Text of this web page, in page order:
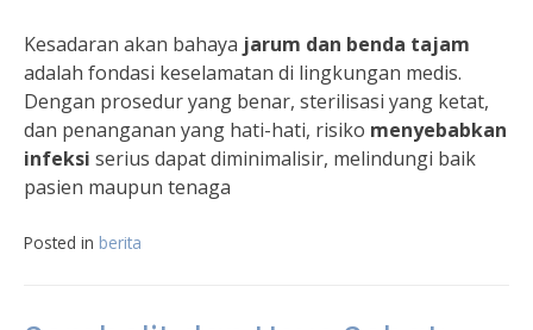
Kesadaran akan bahaya jarum dan benda tajam
adalah fondasi keselamatan di lingkungan medis.
Dengan prosedur yang benar, sterilisasi yang ketat,
dan penanganan yang hati-hati, risiko menyebabkan
infeksi serius dapat diminimalisir, melindungi baik
pasien maupun tenaga
Posted in berita